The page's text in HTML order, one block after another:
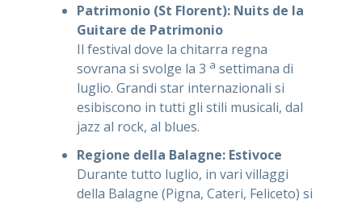
Patrimonio (St Florent): Nuits de la
Guitare de Patrimonio
Il festival dove la chitarra regna
sovrana si svolge la 3 a settimana di
luglio. Grandi star internazionali si
esibiscono in tutti gli stili musicali, dal
jazz al rock, al blues.
Regione della Balagne: Estivoce
Durante tutto luglio, in vari villaggi
della Balagne (Pigna, Cateri, Feliceto) si